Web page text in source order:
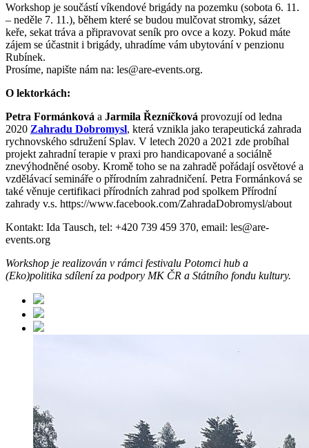
Workshop je součástí víkendové brigády na pozemku (sobota 6. 11.
– neděle 7. 11.), během které se budou mulčovat stromky, sázet
keře, sekat tráva a připravovat seník pro ovce a kozy. Pokud máte
zájem se účastnit i brigády, uhradíme vám ubytování v penzionu
Rubínek.
Prosíme, napište nám na: les@are-events.org.
O lektorkách:
Petra Formánková a Jarmila Řezníčková provozují od ledna
2020 Zahradu Dobromysl, která vznikla jako terapeutická zahrada
rychnovského sdružení Splav. V letech 2020 a 2021 zde probíhal
projekt zahradní terapie v praxi pro handicapované a sociálně
znevýhodněné osoby. Kromě toho se na zahradě pořádají osvětové a
vzdělávací semináře o přírodním zahradničení. Petra Formánková se
také věnuje certifikaci přírodních zahrad pod spolkem Přírodní
zahrady v.s. https://www.facebook.com/ZahradaDobromysl/about
Kontakt: Ida Tausch, tel: +420 739 459 370, email: les@are-
events.org
Workshop je realizován v rámci festivalu Potomci hub a
(Eko)politika sdílení za podpory MK ČR a Státního fondu kultury.